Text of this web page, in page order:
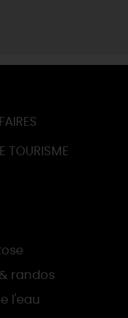
TOURISME
randos
l'eau